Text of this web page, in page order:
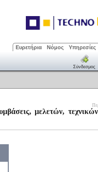
Ευρετήρια Νόμος Υπηρεσίες
Σύνδεσμος